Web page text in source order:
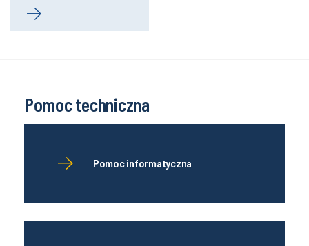
Pomoc techniczna
Pomoc informatyczna